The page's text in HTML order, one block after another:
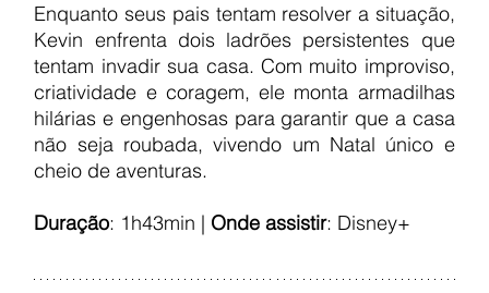
Enquanto seus pais tentam resolver a situação,
Kevin enfrenta dois ladrões persistentes que
tentam invadir sua casa. Com muito improviso,
criatividade e coragem, ele monta armadilhas
hilárias e engenhosas para garantir que a casa
não seja roubada, vivendo um Natal único e
cheio de aventuras.
Duração: 1h43min | Onde assistir: Disney+